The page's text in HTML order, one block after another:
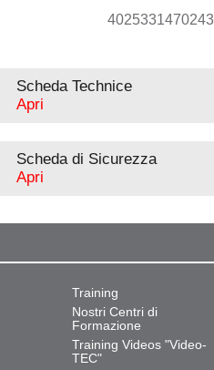
4025331470243
Scheda Technice
Apri
Scheda di Sicurezza
Apri
Training
Nostri Centri di
Formazione
Training Videos "Video-
TEC"